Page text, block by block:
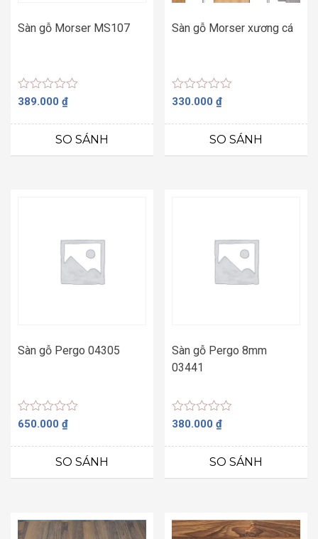
Sàn gỗ Morser MS107
Được
hạng
sao
389.000 ₫
SO SÁNH
Sàn gỗ Morser xương cá
Được
hạng
sao
330.000₫
SO SÁNH
Sàn gỗ Pergo 04305
Được
hạng
sao
650.000 ₫
SO SÁNH
Sàn gỗ Pergo 8mm
03441
Được
hạng
sao
380.000₫
SO SÁNH